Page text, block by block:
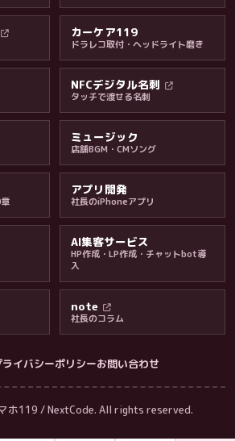
カーケア119
ドラレコ取付・ヘッドライト磨き
NFCデジタル名刺
タッチで渡せる名刺
ミュージック
店舗BGM・CMソング
アプリ開発
社長のiPhoneアプリ
AI集客サービス
HP作成・LP作成・チャットbot導
入
note
社長のコラム
ライバシーポリシーお問い合わせ
ホ119 / NextCode. All rights reserved.